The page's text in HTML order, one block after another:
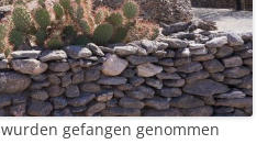
gefangen genommen